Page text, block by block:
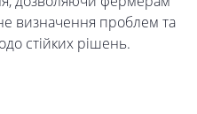
визначення проблем та
стійких рішень.